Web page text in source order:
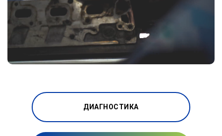
ДИАГНОСТИКА